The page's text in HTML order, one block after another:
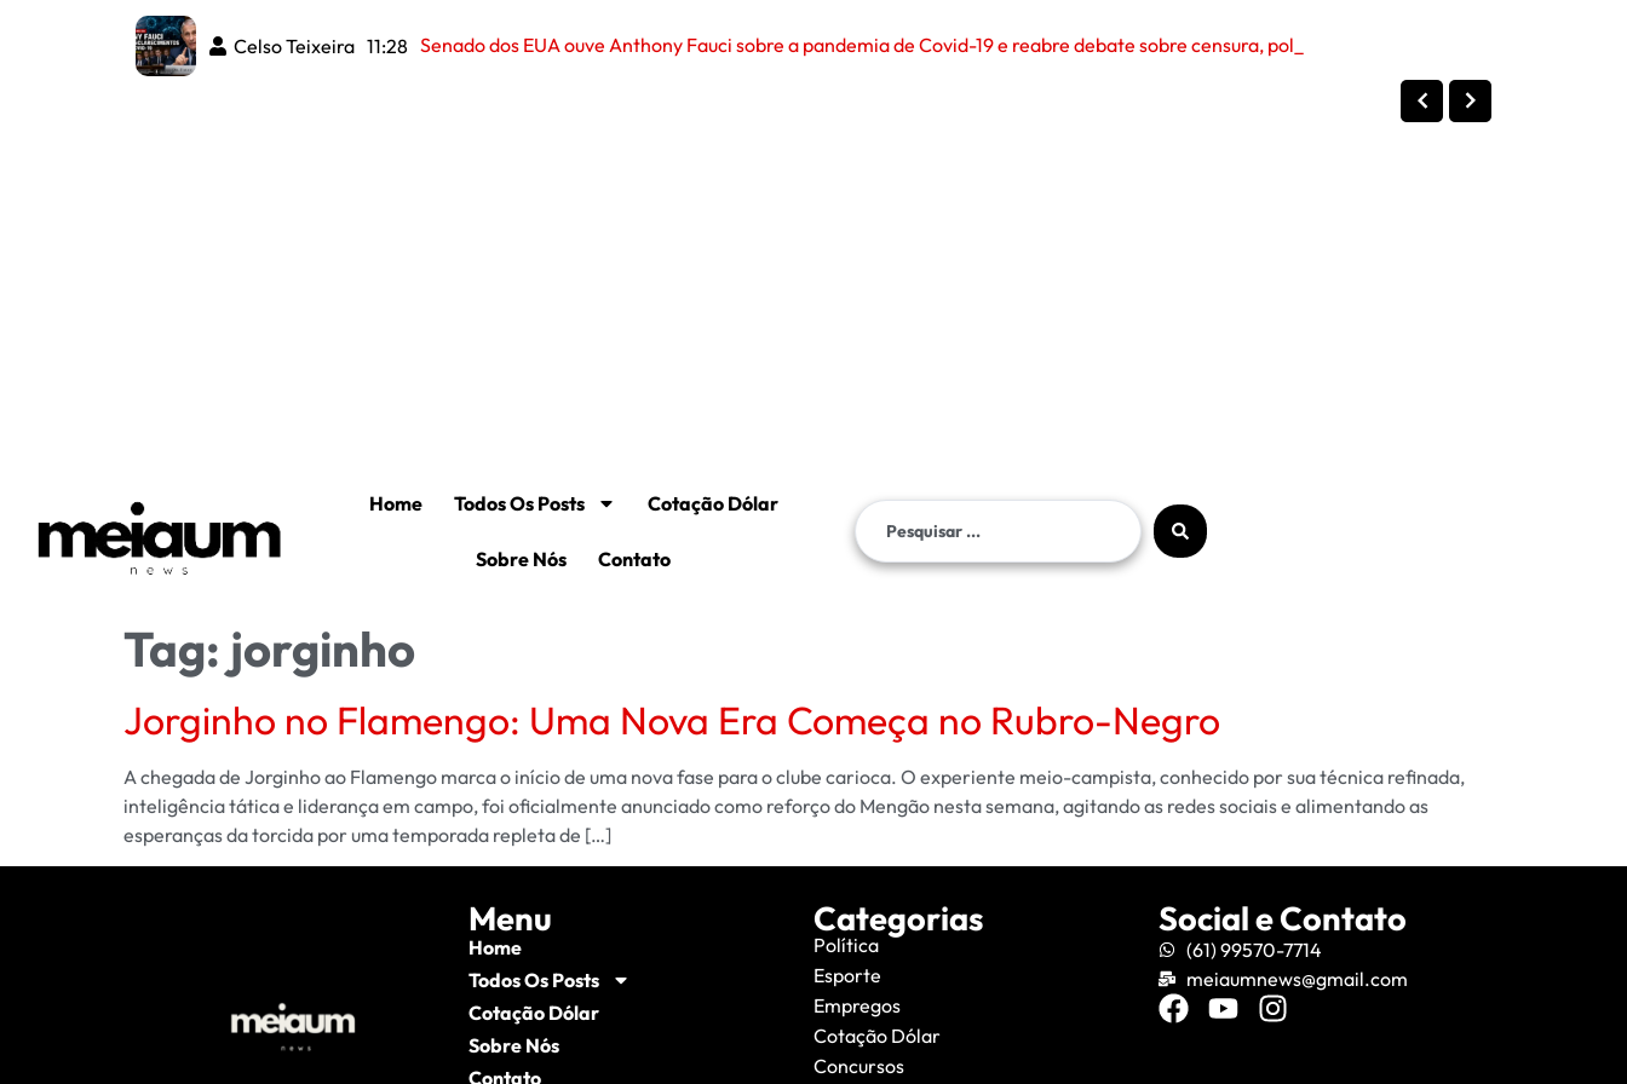
Celso Teixeira 11:28 Senado dos EUA ouve Anthony Fauci sobre a pandemia de Covid-19 e reabre debate sobre censura, política
Home Todos Os Posts Cotação Dólar
Sobre Nós Contato
Tag: jorginho
Jorginho no Flamengo: Uma Nova Era Começa no Rubro-Negro
A chegada de Jorginho ao Flamengo marca o início de uma nova fase para o clube carioca. O experiente meio-campista, conhecido por sua técnica refinada,
inteligência tática e liderança em campo, foi oficialmente anunciado como reforço do Mengão nesta semana, agitando as redes sociais e alimentando as
esperanças da torcida por uma temporada repleta de […]
Menu
Home
Todos Os Posts
Cotação Dólar
Sobre Nós
Contato
Categorias
Política
Esporte
Empregos
Cotação Dólar
Concursos
Social e Contato
(61) 99570-7714
meiaumnews@gmail.com